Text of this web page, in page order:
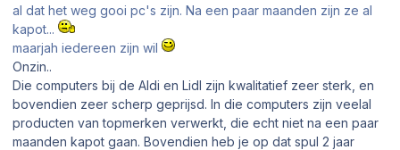
al dat het weg gooi pc's zijn. Na een paar maanden zijn ze al
kapot...
maarjah iedereen zijn wil
Onzin..
Die computers bij de Aldi en Lidl zijn kwalitatief zeer sterk, en
bovendien zeer scherp geprijsd. In die computers zijn veelal
producten van topmerken verwerkt, die echt niet na een paar
maanden kapot gaan. Bovendien heb je op dat spul 2 jaar